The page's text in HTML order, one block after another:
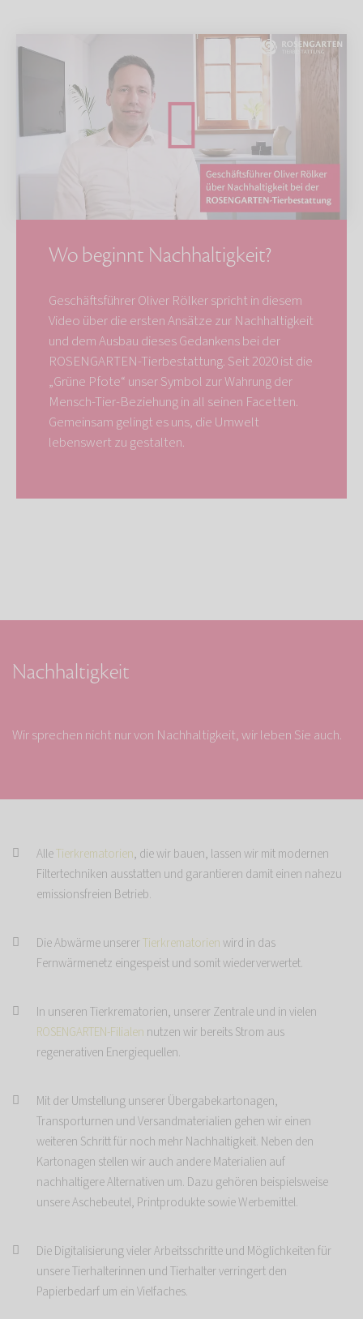
Wo beginnt Nachhaltigkeit?
Geschäftsführer Oliver Rölker spricht in diesem
Video über die ersten Ansätze zur Nachhaltigkeit
und dem Ausbau dieses Gedankens bei der
ROSENGARTEN-Tierbestattung. Seit 2020 ist die
„Grüne Pfote“ unser Symbol zur Wahrung der
Mensch-Tier-Beziehung in all seinen Facetten.
Gemeinsam gelingt es uns, die Umwelt
lebenswert zu gestalten.
Nachhaltigkeit
Wir sprechen nicht nur von Nachhaltigkeit, wir leben Sie auch.
AlleTierkrematorien, die wir bauen, lassen wir mit modernen
Filtertechniken ausstatten und garantieren damit einen nahezu
emissionsfreien Betrieb.
Die Abwärme unsererTierkrematorienwird in das
Fernwärmenetz eingespeist und somit wiederverwertet.
In unseren Tierkrematorien, unserer Zentrale und in vielen
ROSENGARTEN-Filialen nutzen wir bereits Strom aus
regenerativen Energiequellen.
Mit der Umstellung unserer Übergabekartonagen,
Transporturnen und Versandmaterialien gehen wir einen
weiteren Schritt für noch mehr Nachhaltigkeit. Neben den
Kartonagen stellen wir auch andere Materialien auf
nachhaltigere Alternativen um. Dazu gehören beispielsweise
unsere Aschebeutel, Printprodukte sowie Werbemittel.
Die Digitalisierung vieler Arbeitsschritte und Möglichkeiten für
unsere Tierhalterinnen und Tierhalter verringert den
Papierbedarf um ein Vielfaches.